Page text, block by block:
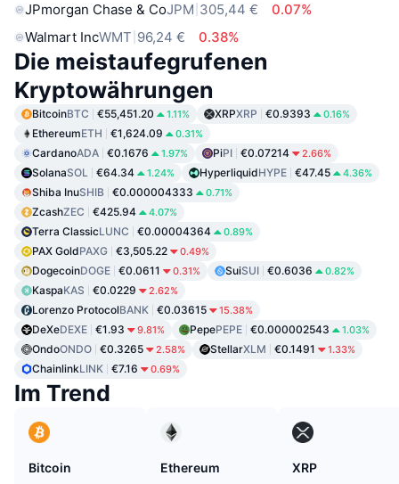
JPmorgan Chase & CoJPM 305,44 €
0.07%
Walmart IncWMT 96,24 € 0.38%
Die meistaufegrufenen
Kryptowährungen
BitcoinBTC €55,451.20 1.11% XRPXRP €0.9393 0.16%
EthereumETH €1,624.09 0.31%
CardanoADA €0.1676 1.97% PiPI €0.07214 2.66%
SolanaSOL €64.34 1.24% HyperliquidHYPE €47.45 4.36%
Shiba InuSHIB €0.000004333 0.71%
ZcashZEC €425.94 4.07%
Terra ClassicLUNC €0.00004364 0.89%
PAX GoldPAXG €3,505.22 0.49%
DogecoinDOGE €0.0611 0.31% SuiSUI €0.6036 0.82%
KaspaKAS €0.0229 2.62%
Lorenzo ProtocolBANK €0.03615 15.38%
DeXeDEXE €1.93 9.81% PepePEPE €0.000002543 1.03%
OndoONDO €0.3265 2.58% StellarXLM €0.1491 1.33%
ChainlinkLINK €7.16 0.69%
Im Trend
Bitcoin
Ethereum
XRP